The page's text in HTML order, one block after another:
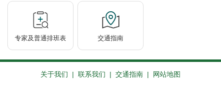
专家及普通排班表 交通指南
关于我们 | 联系我们 | 交通指南 | 网站地图